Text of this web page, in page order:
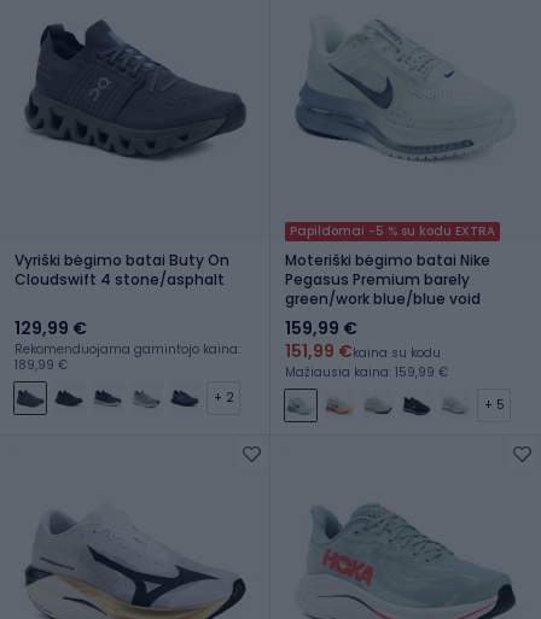
Vyriški bėgimo batai Buty On
Cloudswift 4 stone/asphalt
129,99 €
Rekomenduojama gamintojo kaina:
189,99 €
+ 2
Papildomai -5 % su kodu EXTRA
Moteriški bėgimo batai Nike
Pegasus Premium barely
green/work blue/blue void
159,99 €
151,99 €kaina su kodu
Mažiausia kaina: 159,99 €
+ 5